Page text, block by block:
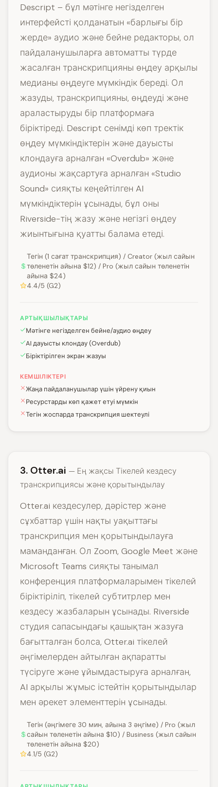
Descript – бұл мәтінге негізделген
интерфейсті қолданатын «барлығы бір
жерде» аудио және бейне редакторы, ол
пайдаланушыларға автоматты түрде
жасалған транскрипцияны өңдеу арқылы
медианы өңдеуге мүмкіндік береді. Ол
жазуды, транскрипцияны, өңдеуді және
араластыруды бір платформаға
біріктіреді. Descript сенімді көп тректік
өңдеу мүмкіндіктерін және дауысты
клондауға арналған «Overdub» және
аудионы жақсартуға арналған «Studio
Sound» сияқты кеңейтілген AI
мүмкіндіктерін ұсынады, бұл оны
Riverside-тің жазу және негізгі өңдеу
жиынтығына қуатты балама етеді.
Тегін (1 сағат транскрипция) / Creator (жыл сайын
төленетін айына $12) / Pro (жыл сайын төленетін
айына $24)
4.4/5 (G2)
АРТЫҚШЫЛЫҚТАРЫ
Мәтінге негізделген бейне/аудио өңдеу
AI дауысты клондау (Overdub)
Біріктірілген экран жазуы
КЕМШІЛІКТЕРІ
Жаңа пайдаланушылар үшін үйрену қиын
Ресурстарды көп қажет етуі мүмкін
Тегін жоспарда транскрипция шектеулі
3. Otter.ai — Ең жақсы Тікелей кездесу
транскрипциясы және қорытындылау
Otter.ai кездесулер, дәрістер және
сұхбаттар үшін нақты уақыттағы
транскрипция мен қорытындылауға
маманданған. Ол Zoom, Google Meet және
Microsoft Teams сияқты танымал
конференция платформаларымен тікелей
біріктіріліп, тікелей субтитрлер мен
кездесу жазбаларын ұсынады. Riverside
студия сапасындағы қашықтан жазуға
бағытталған болса, Otter.ai тікелей
әңгімелерден айтылған ақпаратты
түсіруге және ұйымдастыруға арналған,
AI арқылы жұмыс істейтін қорытындылар
мен әрекет элементтерін ұсынады.
Тегін (әңгімеге 30 мин, айына 3 әңгіме) / Pro (жыл
сайын төленетін айына $10) / Business (жыл сайын
төленетін айына $20)
4.1/5 (G2)